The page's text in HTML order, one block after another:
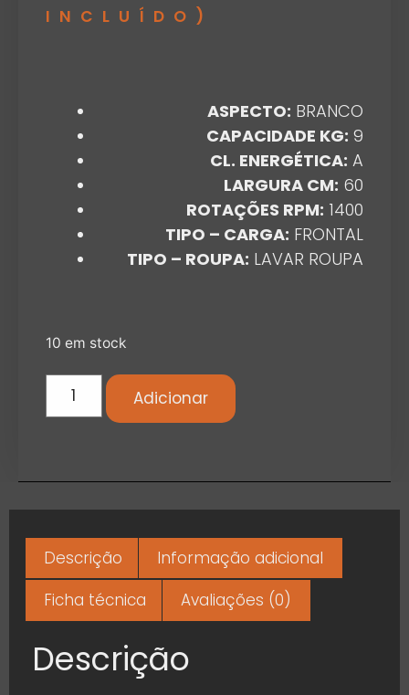
INCLUÍDO)
ASPECTO: BRANCO
CAPACIDADE KG: 9
CL. ENERGÉTICA: A
LARGURA CM: 60
ROTAÇÕES RPM: 1400
TIPO – CARGA: FRONTAL
TIPO – ROUPA: LAVAR ROUPA
10 em stock
Adicionar
Descrição
Informação adicional
Ficha técnica
Avaliações (0)
Descrição